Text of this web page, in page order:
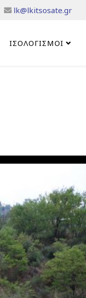
lk@lkitsosate.gr
ΙΣΟΛΟΓΙΣΜΟΙ